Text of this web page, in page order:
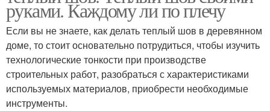
руками. Каждому ли по плечу
Если вы не знаете, как делать теплый шов в деревянном
доме, то стоит основательно потрудиться, чтобы изучить
технологические тонкости при производстве
строительных работ, разобраться с характеристиками
используемых материалов, приобрести необходимые
инструменты.